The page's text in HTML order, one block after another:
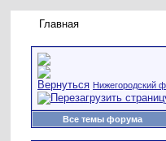
Главная
Нижегородский
Все темы форума